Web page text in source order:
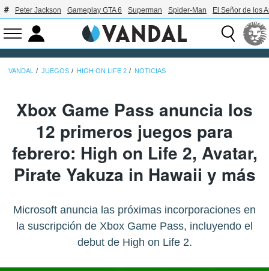
Peter Jackson Gameplay GTA 6 Superman Spider-Man El Señor de los
VANDAL JUEGOS HIGH ON LIFE 2 NOTICIAS
Xbox Game Pass anuncia los
12 primeros juegos para
febrero: High on Life 2, Avatar,
Pirate Yakuza in Hawaii y más
Microsoft anuncia las próximas incorporaciones en
la suscripción de Xbox Game Pass, incluyendo el
debut de High on Life 2.